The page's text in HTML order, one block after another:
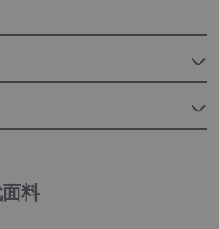
料